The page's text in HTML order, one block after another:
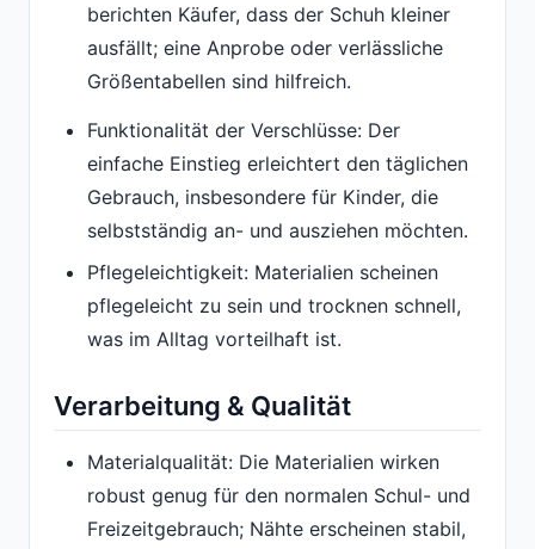
berichten Käufer, dass der Schuh kleiner
ausfällt; eine Anprobe oder verlässliche
Größentabellen sind hilfreich.
Funktionalität der Verschlüsse: Der
einfache Einstieg erleichtert den täglichen
Gebrauch, insbesondere für Kinder, die
selbstständig an- und ausziehen möchten.
Pflegeleichtigkeit: Materialien scheinen
pflegeleicht zu sein und trocknen schnell,
was im Alltag vorteilhaft ist.
Verarbeitung & Qualität
Materialqualität: Die Materialien wirken
robust genug für den normalen Schul- und
Freizeitgebrauch; Nähte erscheinen stabil,